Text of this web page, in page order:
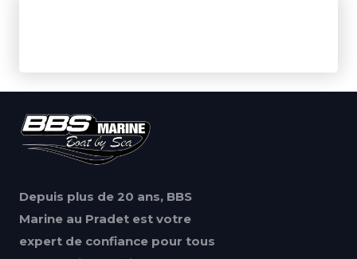
Depuis plus de 20 ans, BBS
Marine au Pradet est votre
expert de confiance pour tous